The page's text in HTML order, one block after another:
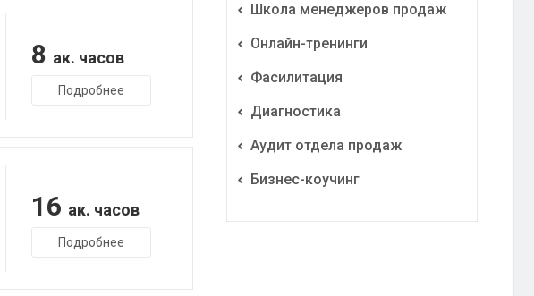
8 ак. часов
Подробнее
16 ак. часов
Подробнее
Школа менеджеров продаж
Онлайн-тренинги
Фасилитация
Диагностика
Аудит отдела продаж
Бизнес-коучинг